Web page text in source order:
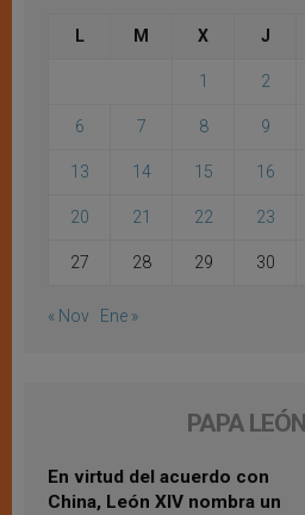
L M X J
1 2
6 7 8 9
13 14 15 16
20 21 22 23
27 28 29 30
« Nov Ene »
PAPA
En virtud del acuerdo con
China, León XIV nombra un